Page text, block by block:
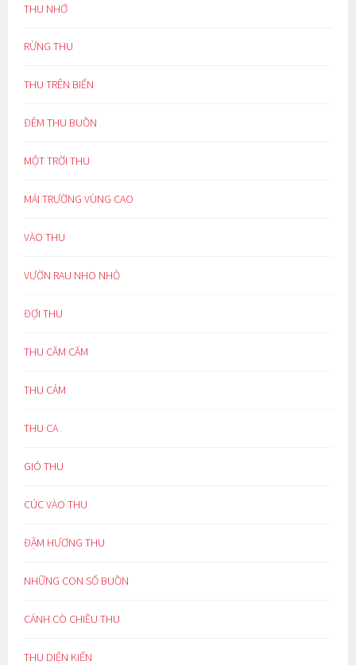
THU NHỚ
RỪNG THU
THU TRÊN BIỂN
ĐÊM THU BUỒN
MỘT TRỜI THU
MÁI TRƯỜNG VÙNG CAO
VÀO THU
VƯỜN RAU NHO NHỎ
ĐỢI THU
THU CĂM CĂM
THU CẢM
THU CA
GIÓ THU
CÚC VÀO THU
ĐẬM HƯƠNG THU
NHỮNG CON SỐ BUỒN
CÁNH CÒ CHIỀU THU
THU DIỆN KIẾN